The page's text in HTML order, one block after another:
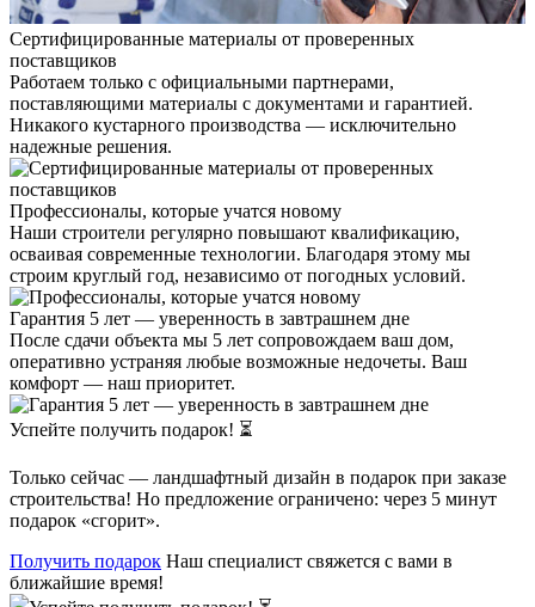
Сертифицированные материалы от проверенных
поставщиков
Работаем только с официальными партнерами,
поставляющими материалы с документами и гарантией.
Никакого кустарного производства — исключительно
надежные решения.
Профессионалы, которые учатся новому
Наши строители регулярно повышают квалификацию,
осваивая современные технологии. Благодаря этому мы
строим круглый год, независимо от погодных условий.
Гарантия 5 лет — уверенность в завтрашнем дне
После сдачи объекта мы 5 лет сопровождаем ваш дом,
оперативно устраняя любые возможные недочеты. Ваш
комфорт — наш приоритет.
Успейте получить подарок! ⏳
Только сейчас — ландшафтный дизайн в подарок при заказе
строительства! Но предложение ограничено: через 5 минут
подарок «сгорит».
Получить подарок Наш специалист свяжется с вами в
ближайшие время!